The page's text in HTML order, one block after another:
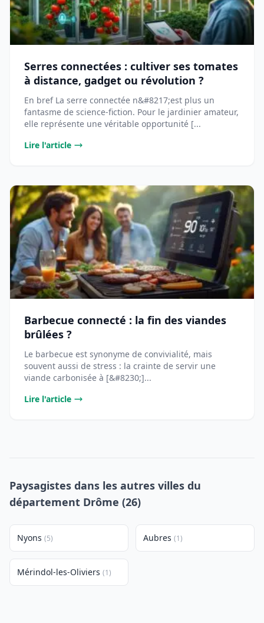
Serres connectées : cultiver ses tomates
à distance, gadget ou révolution ?
En bref La serre connectée n&#8217;est plus un
fantasme de science-fiction. Pour le jardinier amateur,
elle représente une véritable opportunité [...
Lire l'article
Barbecue connecté : la fin des viandes
brûlées ?
Le barbecue est synonyme de convivialité, mais
souvent aussi de stress : la crainte de servir une
viande carbonisée à [&#8230;]...
Lire l'article
Paysagistes dans les autres villes du
département Drôme (26)
Nyons (5) Aubres (1)
Mérindol-les-Oliviers (1)